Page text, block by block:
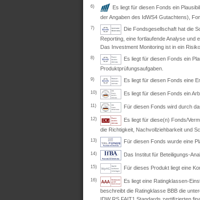
6)
Es liegt für diesen Fonds ein
der Angaben des IdWS4 Gutachtens),
7)
Die Fondsgesellschaft hat die
Reporting, eine fortlaufende Analyse
Das Investment Monitoring ist in ein
8)
Es liegt für diesen Fonds ein
Produktprüfungsaufgaben.
9) Es liegt für diesen Fonds eine
10) Es liegt für diesen Fonds ein
11) Für diesen Fonds wird durch
12)
Es liegt für diese(n) Fonds/
die Richtigkeit, Nachvollziehbarkeit und
13) Für diesen Fonds wurde eine
14) Das Institut für Beteiligungs-
15) Für dieses Produkt liegt eine
16)
Es liegt eine Ratingklassen-
beschreibt die Ratingklasse BBB die